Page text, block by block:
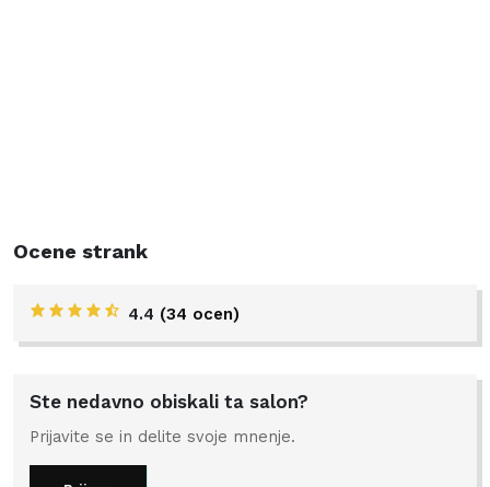
Ocene strank
4.4 (34 ocen)
Ste nedavno obiskali ta salon?
Prijavite se in delite svoje mnenje.